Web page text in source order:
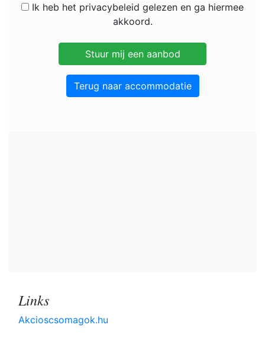
Ik heb het privacybeleid gelezen en ga hiermee
akkoord.
Terug naar accommodatie
Links
Akcioscsomagok.hu